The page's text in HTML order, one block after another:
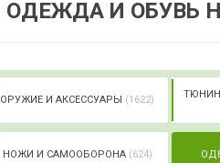
ОДЕЖДА И ОБУВЬ
ОРУЖИЕ И АКСЕССУАРЫ (1622)
НОЖИ И САМООБОРОНА (624)